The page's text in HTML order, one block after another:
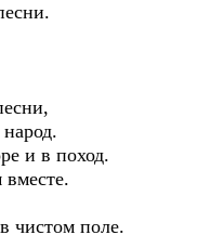
и в поход.
чистом поле.